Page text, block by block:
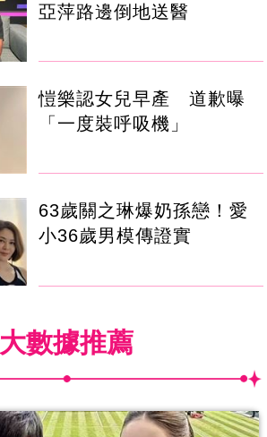
亞萍路邊倒地送醫
愷樂認女兒早產 道歉曝
「一度裝呼吸機」
63歲關之琳爆奶孫戀！愛
小36歲男模傳證實
大數據推薦